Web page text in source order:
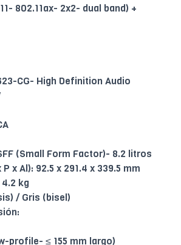
802.11ax- 2x2- dual band) +
CG- High Definition Audio
(Small Form Factor)- 8.2 litros
x Al): 92.5 x 291.4 x 339.5 mm
kg
/ Gris (bisel)
profile- ≤ 155 mm largo)